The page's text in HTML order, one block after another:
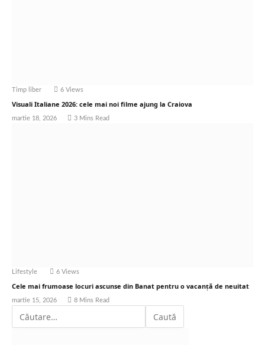
Timp liber 6 Views
Visuali Italiane 2026: cele mai noi filme ajung la Craiova
martie 18, 2026 3 Mins Read
Lifestyle 6 Views
Cele mai frumoase locuri ascunse din Banat pentru o vacanță de neuitat
martie 15, 2026 8 Mins Read